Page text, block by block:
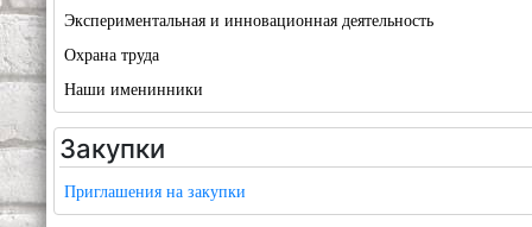
Экспериментальная и инновационная деятельность
Охрана труда
Наши именинники
Закупки
Приглашения на закупки